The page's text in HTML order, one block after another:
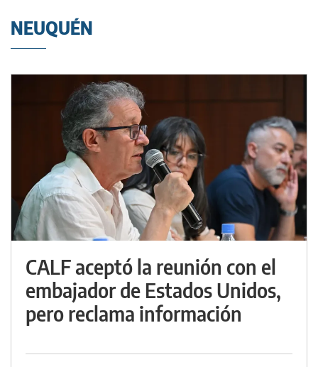
NEUQUÉN
CALF aceptó la reunión con el
embajador de Estados Unidos,
pero reclama información